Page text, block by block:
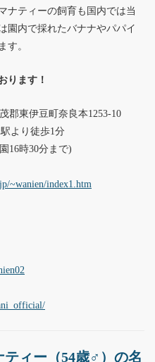
ナティーの飼育も国内では当
園内で採れたバナナやパパイ
す。
ります！
東伊豆町奈良本1253-10
より徒歩1分
16時30分まで)
~wanien/index1.htm
ィー（54歳♂）の名